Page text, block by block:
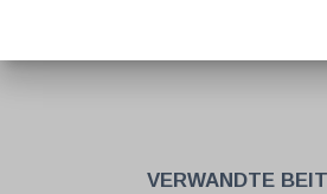
Verwandte